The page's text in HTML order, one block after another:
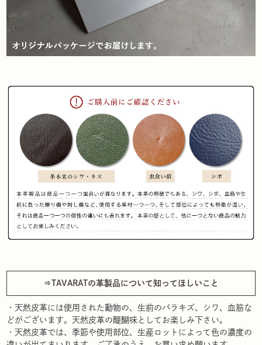
⇒TAVARATの革製品について知ってほしいこと
・天然皮革には使用された動物の、生前のバラキズ、シワ、血筋な
どがございます。天然皮革の醍醐味としてお楽しみ下さい。
・天然皮革では、季節や使用部位、生産ロットによって色の濃度の